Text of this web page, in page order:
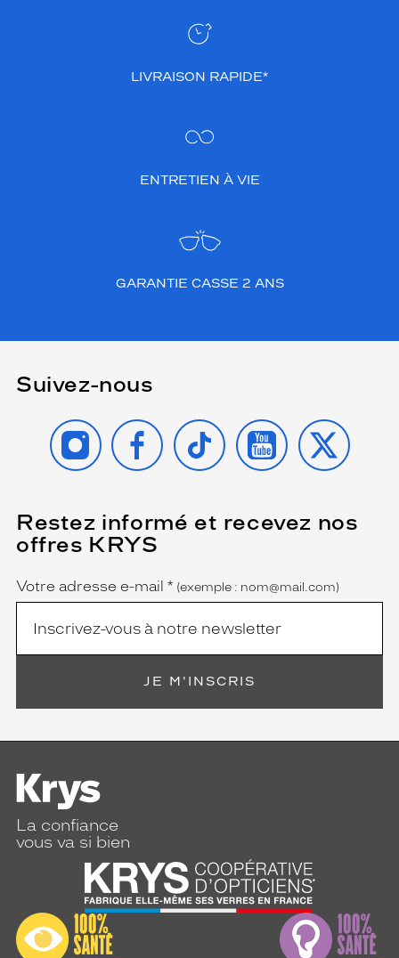
LIVRAISON RAPIDE*
ENTRETIEN À VIE
GARANTIE CASSE 2 ANS
Suivez-nous
INSTAGRAMFACEBOOK
TIKTOK YOUTUBE
X
Restez informé et recevez nos
offres KRYS
Name
Votre adresse e-mail *
(Ce
champ
est
(exemple : nom@mail.com)
JE M'INSCRIS
La confiance
vous va si bien